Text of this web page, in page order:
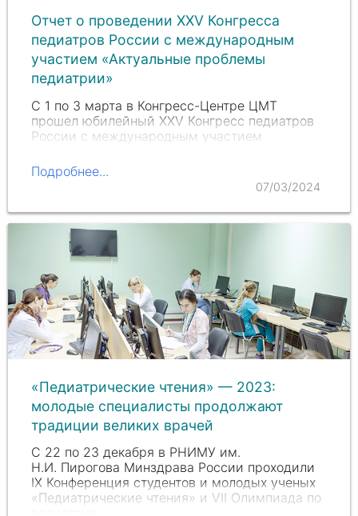
Отчет о проведении XXV Конгресса
педиатров России с международным
участием «Актуальные проблемы
педиатрии»
С 1 по 3 марта в Конгресс-Центре ЦМТ
прошел юбилейный ХХV Конгресс педиатров
России с международным участием
Конгресс). В организации мероприятия
принимали участие 23 профессиональных
Подробнее...
07/03/2024
«Педиатрические чтения» — 2023:
молодые специалисты продолжают
традиции великих врачей
С 22 по 23 декабря в РНИМУ им.
Н.И. Пирогова Минздрава России проходили
IX Конференция студентов и молодых ученых
«Педиатрические чтения» и VII Олимпиада по